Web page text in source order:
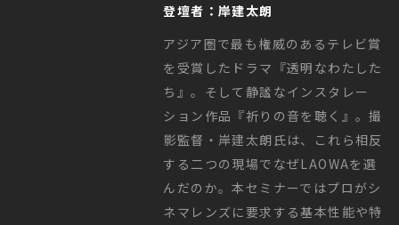
登壇者：岸建太朗
アジア圏で最も権威のあるテレビ賞
を受賞したドラマ『透明なわたした
ち』。そして静謐なインスタレー
ション作品『祈りの音を聴く』。撮
影監督・岸建太朗氏は、これら相反
する二つの現場でなぜLAOWAを選
んだのか。本セミナーではプロがシ
ネマレンズに要求する基本性能や特